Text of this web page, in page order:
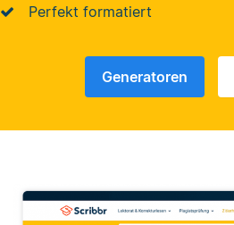
Perfekt formatiert
Generatoren